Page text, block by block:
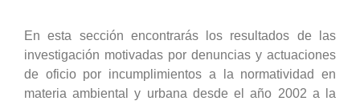
En esta sección encontrarás los resultados de las
investigación motivadas por denuncias y actuaciones
de oficio por incumplimientos a la normatividad en
materia ambiental y urbana desde el año 2002 a la